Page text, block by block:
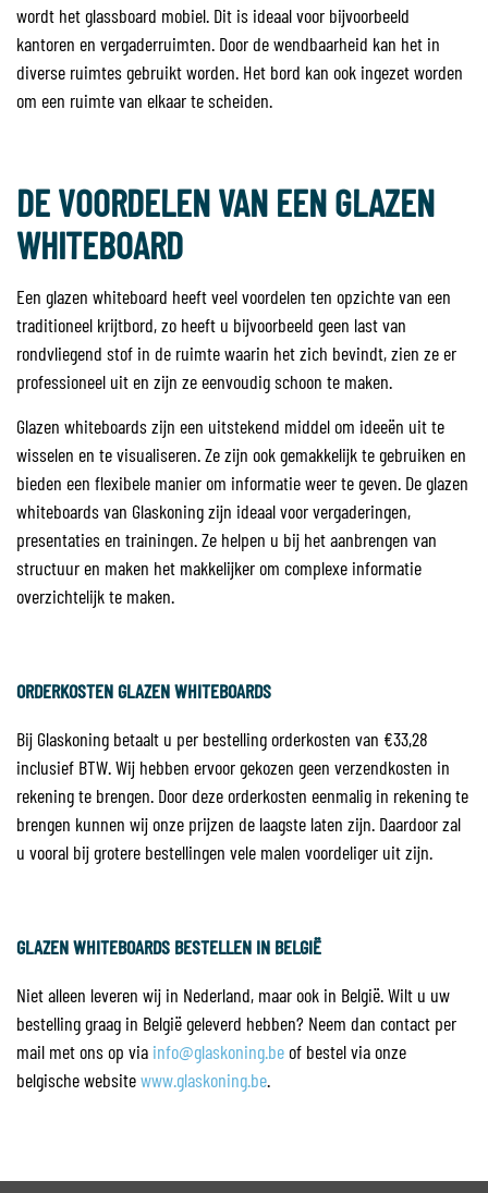
wordt het glassboard mobiel. Dit is ideaal voor bijvoorbeeld
kantoren en vergaderruimten. Door de wendbaarheid kan het in
diverse ruimtes gebruikt worden. Het bord kan ook ingezet worden
om een ruimte van elkaar te scheiden.
DE VOORDELEN VAN EEN GLAZEN
WHITEBOARD
Een glazen whiteboard heeft veel voordelen ten opzichte van een
traditioneel krijtbord, zo heeft u bijvoorbeeld geen last van
rondvliegend stof in de ruimte waarin het zich bevindt, zien ze er
professioneel uit en zijn ze eenvoudig schoon te maken.
Glazen whiteboards zijn een uitstekend middel om ideeën uit te
wisselen en te visualiseren. Ze zijn ook gemakkelijk te gebruiken en
bieden een flexibele manier om informatie weer te geven. De glazen
whiteboards van Glaskoning zijn ideaal voor vergaderingen,
presentaties en trainingen. Ze helpen u bij het aanbrengen van
structuur en maken het makkelijker om complexe informatie
overzichtelijk te maken.
ORDERKOSTEN GLAZEN WHITEBOARDS
Bij Glaskoning betaalt u per bestelling orderkosten van €33,28
inclusief BTW. Wij hebben ervoor gekozen geen verzendkosten in
rekening te brengen. Door deze orderkosten eenmalig in rekening te
brengen kunnen wij onze prijzen de laagste laten zijn. Daardoor zal
u vooral bij grotere bestellingen vele malen voordeliger uit zijn.
GLAZEN WHITEBOARDS BESTELLEN IN BELGIË
Niet alleen leveren wij in Nederland, maar ook in België. Wilt u uw
bestelling graag in België geleverd hebben? Neem dan contact per
mail met ons op via info@glaskoning.beof bestel via onze
belgische websitewww.glaskoning.be.